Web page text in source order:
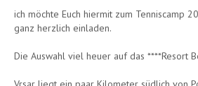
ich möchte Euch hiermit zum Tenniscamp
ganz herzlich einladen.
Die Auswahl viel heuer auf das ****Resort